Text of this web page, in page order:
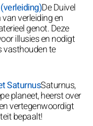
De Duivel
verleiding en
genot. Deze
illusies en nodigt
vasthouden te
SaturnusSaturnus,
planeet, heerst over
vertegenwoordigt
bepaalt!